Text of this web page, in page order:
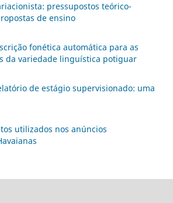
pressupostos teórico-
de ensino
fonética automática para as
da variedade linguística potiguar
de estágio supervisionado: uma
utilizados nos anúncios